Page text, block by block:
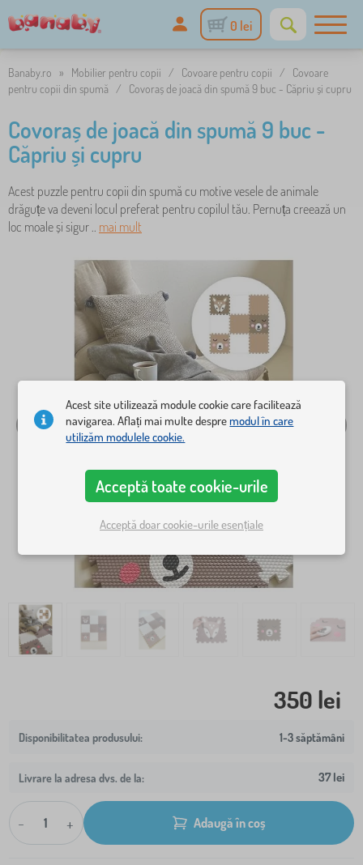
0 lei
Banaby.ro » Mobilier pentru copii / Covoare pentru copii /
Covoare
pentru copii din spumă
/ Covoraș de joacă din spumă 9 buc - Căpriu și cupru
Covoraș de joacă din spumă 9 buc -
Căpriu și cupru
Acest puzzle pentru copii din spumă cu motive vesele de animale
drăguțe va deveni locul preferat pentru copilul tău. Pernuța creează un
loc moale și sigur .. mai mult
350 lei
1-3 săptămâni
Livrare la adresa dvs. de la: 37 lei
- + Adaugă în coș
Acest site utilizează module cookie care facilitează
navigarea. Aflați mai multe despremodul în care
utilizăm modulele cookie.
Acceptă toate cookie-urile
Acceptă doar cookie-urile esențiale